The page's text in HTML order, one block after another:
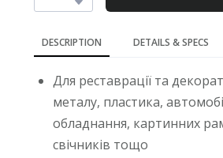
DESCRIPTION DETAILS & SPECS
Для реставрації та
металу, пластика,
обладнання, картинних
свічників тощо